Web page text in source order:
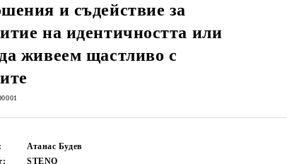
и съдействие за
на идентичността или
живеем щастливо с
Атанас Будев
STENO